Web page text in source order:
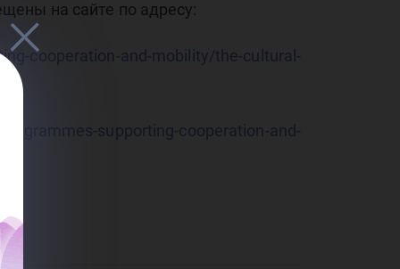
на сайте по адресу:
cooperation-and-mobility/the-cultural-
supporting-cooperation-and-